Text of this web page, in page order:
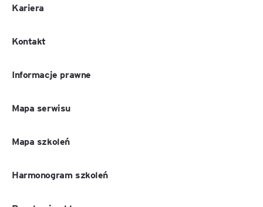
Kariera
Kontakt
Informacje prawne
Mapa serwisu
Mapa szkoleń
Harmonogram szkoleń